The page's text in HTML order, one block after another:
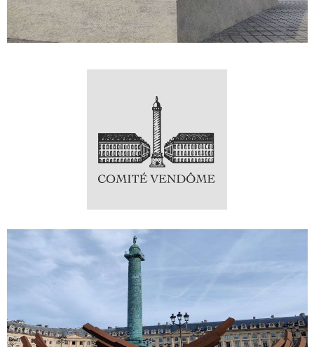
CONTACT